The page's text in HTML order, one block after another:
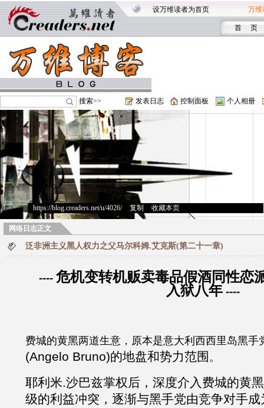
设万维读者为首页 万维
首 页
搜索>> 发表日志 控制面板 个人相册
https://blog.creaders.net/u/4026/> 复制 收藏本页
网络日志正文
泛非洲主义黑人权力之父马尔科姆.艾克斯(第二十一章)
---- 危机变转机贩卖毒品假酒同性恋
入狱八年 ----
费城的黄黑两道生意，原本是意大利西西里岛黑手
(Angelo Bruno)的地盘和势力范围 。
耶利米.沙巴兹掌权后，深度介入 费城的黄
级的利益冲突，逐渐与黑手党由竞争对手